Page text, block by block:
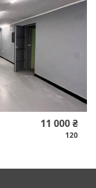
11 000 ₴
120